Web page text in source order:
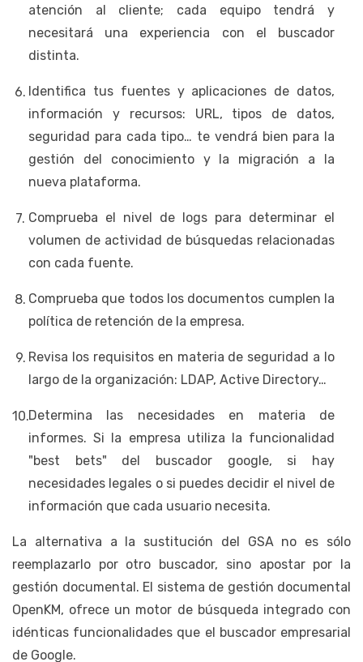
atención al cliente; cada equipo tendrá y
necesitará una experiencia con el buscador
distinta.
Identifica tus fuentes y aplicaciones de datos,
información y recursos: URL, tipos de datos,
seguridad para cada tipo… te vendrá bien para la
gestión del conocimiento y la migración a la
nueva plataforma.
Comprueba el nivel de logs para determinar el
volumen de actividad de búsquedas relacionadas
con cada fuente.
Comprueba que todos los documentos cumplen la
política de retención de la empresa.
Revisa los requisitos en materia de seguridad a lo
largo de la organización: LDAP, Active Directory…
Determina las necesidades en materia de
informes. Si la empresa utiliza la funcionalidad
"best bets" del buscador google, si hay
necesidades legales o si puedes decidir el nivel de
información que cada usuario necesita.
La alternativa a la sustitución del GSA no es sólo
reemplazarlo por otro buscador, sino apostar por la
gestión documental. El sistema de gestión documental
OpenKM, ofrece un motor de búsqueda integrado con
idénticas funcionalidades que el buscador empresarial
de Google.